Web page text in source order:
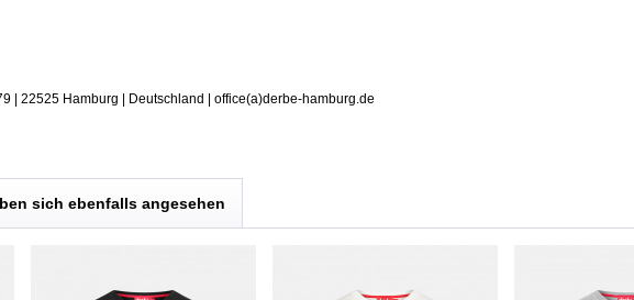
| 22525 Hamburg | Deutschland | office(a)derbe-hamburg.de
sich ebenfalls angesehen